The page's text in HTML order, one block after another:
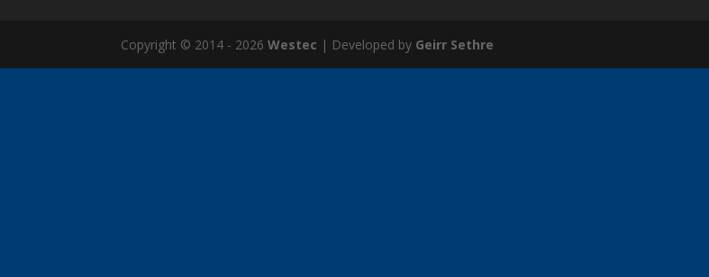
Copyright © 2014 - 2026Westec | Developed by Geirr Sethre